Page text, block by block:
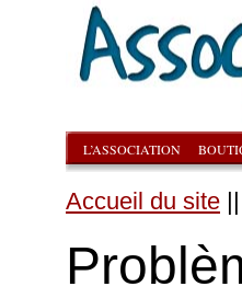
L’ASSOCIATION
Accueil du site ||